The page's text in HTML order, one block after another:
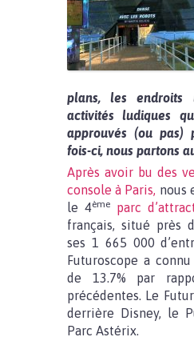
plans, les endroits
activités ludiques
approuvés (ou pas)
fois-ci, nous partons
Après avoir bu des
console à Paris, nous
le 4ème parc
français, situé près
ses 1 665 000
Futuroscope a
de 13.7% par
précédentes. Le
derrière Disney, le
Parc Astérix.